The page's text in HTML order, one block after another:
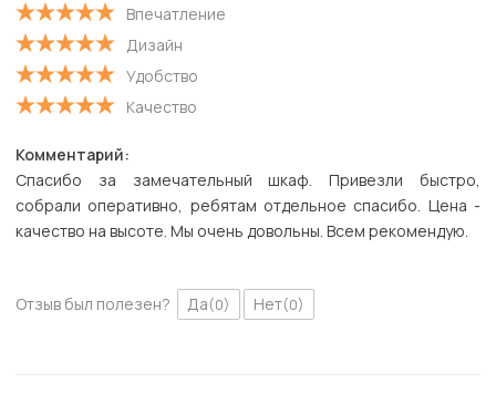
Впечатление
Дизайн
Удобство
Качество
Комментарий:
Спасибо за замечательный шкаф. Привезли быстро,
собрали оперативно, ребятам отдельное спасибо. Цена -
качество на высоте. Мы очень довольны. Всем рекомендую.
Отзыв был полезен? Да(0) Нет(0)